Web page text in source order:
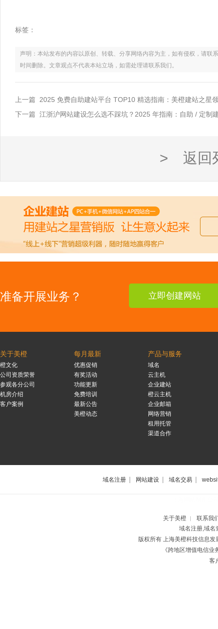
标签：
声明：本站发布的内容以原创、转载、分享网络内容为主，如有侵权，请
时间删除。文章观点不代表本站立场，如需处理请联系我们。
上一篇 2025 免费自助建站平台 TOP10 精选指南：美橙建站之星
下一篇 江浙沪网站建设怎么选不踩坑？2025 年指南：自助 / 定制
> 返回
准备开展业务？ 立即创建网站
关于美橙
橙文化
公司资质荣誉
参观各分公司
机房介绍
客户案例
每月最新
优惠促销
有奖活动
功能更新
免费培训
最新公告
美橙动态
产品与服务
域名
云主机
企业建站
橙云主机
企业邮箱
网络营销
租用托管
渠道合作
域名注册 | 网站建设 | 域名交易 |
关于美橙 |
联系我
域名注册,域名
版权所有 上海美橙科技信息
《跨地区增值电信
客